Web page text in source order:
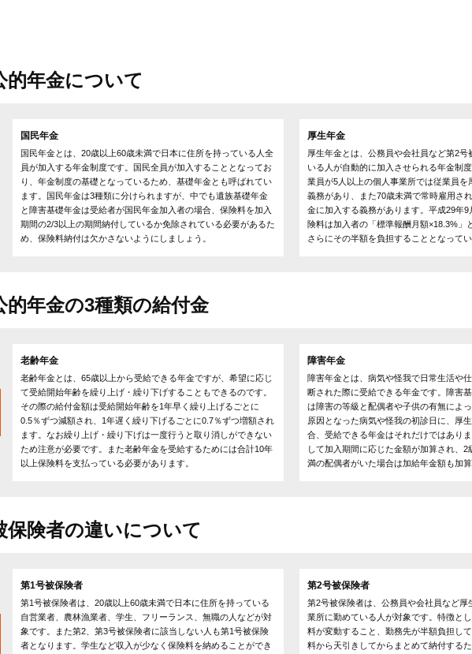
的年金について
国民年金
国民年金とは、20歳以上60歳未満で日本に住所を持っている人全
員が加入する年金制度です。国民全員が加入することとなってお
り、年金制度の基礎となっているため、基礎年金とも呼ばれてい
ます。国民年金は3種類に分けられますが、中でも遺族基礎年金
と障害基礎年金は受給者が国民年金加入者の場合、保険料を加入
期間の2/3以上の期間納付しているか免除されている必要があるた
め、保険料納付は欠かさないようにしましょう。
厚生年金
厚生年金とは、公務員や会社員など第2号
いる人が自動的に加入させられる年金制
業員が5人以上の個人事業所では従業員を
義務があり、また70歳未満で常時雇用さ
金に加入する義務があります。平成29年
険料は加入者の「標準報酬月額×18.3%」
さらにその半額を負担することとなってい
的年金の3種類の給付金
老齢年金
老齢年金とは、65歳以上から受給できる年金ですが、希望に応じ
て受給開始年齢を繰り上げ・繰り下げすることもできるのです。
その際の給付金額は受給開始年齢を1年早く繰り上げるごとに
0.5％ずつ減額され、1年遅く繰り下げるごとに0.7％ずつ増額され
ます。なお繰り上げ・繰り下げは一度行うと取り消しができない
ため注意が必要です。また老齢年金を受給するためには合計10年
以上保険料を支払っている必要があります。
障害年金
障害年金とは、病気や怪我で日常生活や
断された際に受給できる年金です。障害
は障害の等級と配偶者や子供の有無によ
原因となった病気や怪我の初診日に、厚
合、受給できる年金はそれだけではあり
して加入期間に応じた金額が加算され、2
満の配偶者がいた場合は加給年金額も加算
保険者の違いについて
第1号被保険者
第1号被保険者は、20歳以上60歳未満で日本に住所を持っている
自営業者、農林漁業者、学生、フリーランス、無職の人などが対
象です。また第2、第3号被保険者に該当しない人も第1号被保険
者となります。学生など収入が少なく保険料を納めることができ
第2号被保険者
第2号被保険者は、公務員や会社員など厚
業所に勤めている人が対象です。特徴と
料が変動すること、勤務先が半額負担し
料から天引きしてからまとめて納付する